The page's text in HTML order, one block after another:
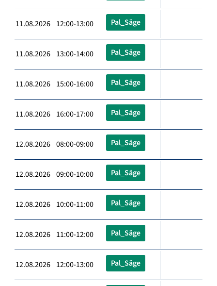
11.08.2026 12:00-13:00 Pal_Säge
11.08.2026 13:00-14:00 Pal_Säge
11.08.2026 15:00-16:00 Pal_Säge
11.08.2026 16:00-17:00 Pal_Säge
12.08.2026 08:00-09:00 Pal_Säge
12.08.2026 09:00-10:00 Pal_Säge
12.08.2026 10:00-11:00 Pal_Säge
12.08.2026 11:00-12:00 Pal_Säge
12.08.2026 12:00-13:00 Pal_Säge